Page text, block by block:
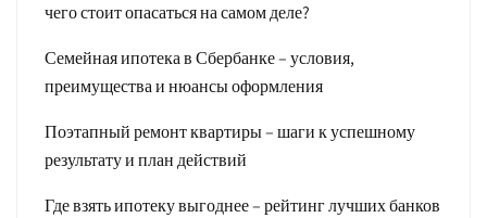
чего стоит опасаться на самом деле?
Семейная ипотека в Сбербанке – условия,
преимущества и нюансы оформления
Поэтапный ремонт квартиры – шаги к успешному
результату и план действий
Где взять ипотеку выгоднее – рейтинг лучших банков